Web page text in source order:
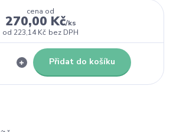
cena od
270,00 Kč/ks
od 223,14 Kč bez DPH
Přidat do košíku